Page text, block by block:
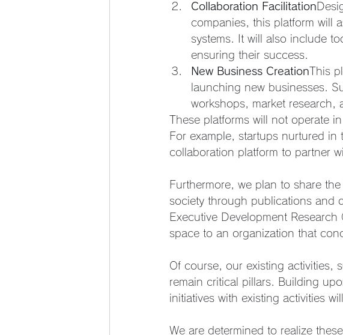
Collaboration Facilitation
companies, this platform will
systems. It will also include
ensuring their success.
New Business CreationThis
launching new businesses.
workshops, market research,
These platforms will not operate
For example, startups nurtured in
collaboration platform to partner
Furthermore, we plan to share
society through publications and
Executive Development
space to an organization that
Of course, our existing activities,
remain critical pillars. Building
initiatives with existing activities
We are determined to realize